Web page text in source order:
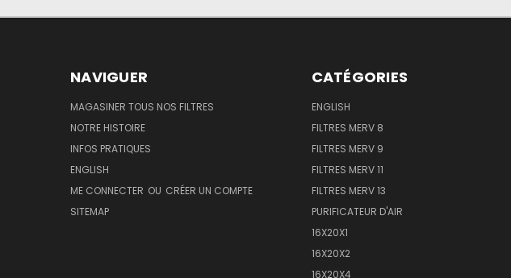
NAVIGUER
MAGASINER TOUS NOS FILTRES
NOTRE HISTOIRE
INFOS PRATIQUES
ENGLISH
ME CONNECTER OU CRÉER UN COMPTE
SITEMAP
CATÉGORIES
ENGLISH
FILTRES MERV 8
FILTRES MERV 9
FILTRES MERV 11
FILTRES MERV 13
PURIFICATEUR D'AIR
16X20X1
16X20X2
16X20X4